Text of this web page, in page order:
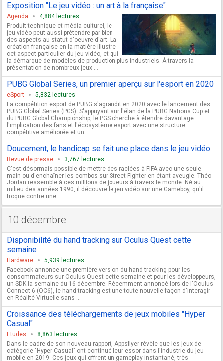
Exposition "Le jeu vidéo : un art à la française"
Agenda
4,884 lectures
Produit technique et média culturel, le
jeu vidéo peut aussi prétendre par bien
des aspects au statut d'oeuvre d'art. La
création française en la matière illustre
cet aspect particulier du jeu vidéo, et qui
la démarque de modèles de production plus industriels. À travers la
présentation de nombreux jeux ...
PUBG Global Series, un premier aperçu sur l'esport en 2020
eSport
5,832 lectures
La compétition esport de PUBG s'agrandit en 2020 avec le lancement des
PUBG Global Series (PGS). S'appuyant sur l'élan de la PUBG Nations Cup et
du PUBG Global Championship, le PGS cherche à étendre davantage
l'implication des fans et l'écosystème esport avec une structure
compétitive améliorée et un ...
Doucement, le handicap se fait une place dans le jeu vidéo
Revue de presse
3,767 lectures
C'est désormais possible de mettre des raclées à FIFA avec une seule
main ou d'enchaîner les combos sur Street Fighter en étant aveugle. Théo
Jordan ressemble à ces millions de joueurs à travers le monde. Né au
milieu des années 1990, il découvre le jeu vidéo sur une Gameboy, qu'il
troque contre une ...
10 décembre
Disponibilité du hand tracking sur Oculus Quest cette
semaine
Hardware
5,939 lectures
Facebook annonce une première version du hand tracking pour les
consommateurs sur Oculus Quest cette semaine et pour les développeurs,
un SDK la semaine du 16 décembre. Récemment annoncé lors de l'Oculus
Connect 6 (OC6), le hand tracking est une toute nouvelle façon d'interagir
en Réalité Virtuelle sans ...
Croissance des téléchargements de jeux mobiles "Hyper
Casual"
Etudes
8,863 lectures
Dans le cadre de son nouveau rapport, Appsflyer révèle que les jeux de
catégorie "Hyper Casual" ont continué leur essor dans l'industrie du jeu
mobile en 2019. Ces jeux qui offrent un gameplay instantané, très